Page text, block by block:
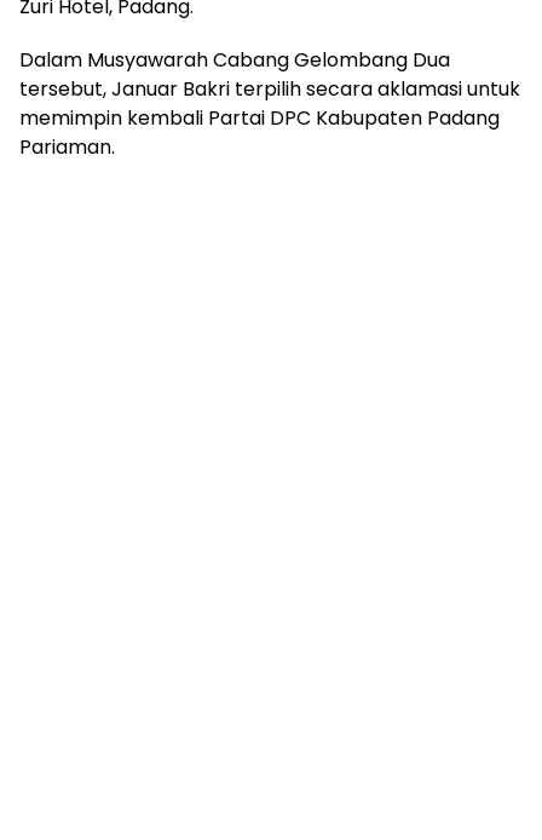
Zuri Hotel, Padang.
Dalam Musyawarah Cabang Gelombang Dua
tersebut, Januar Bakri terpilih secara aklamasi untuk
memimpin kembali Partai DPC Kabupaten Padang
Pariaman.